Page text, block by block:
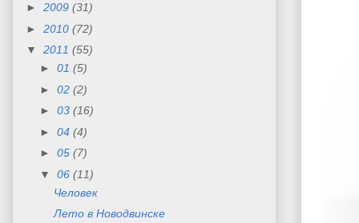
► 2009 (31)
► 2010 (72)
▼ 2011 (55)
► 01 (5)
► 02 (2)
► 03 (16)
► 04 (4)
► 05 (7)
▼ 06 (11)
Человек
Лето в Новодвинске